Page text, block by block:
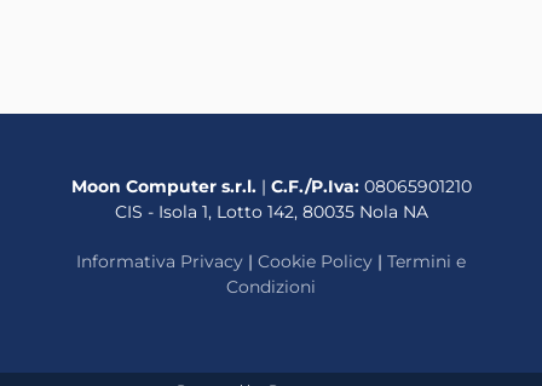
Moon Computer s.r.l.| C.F./P.Iva: 08065901210
CIS - Isola 1, Lotto 142, 80035 Nola NA
Informativa Privacy | Cookie Policy | Termini e
Condizioni